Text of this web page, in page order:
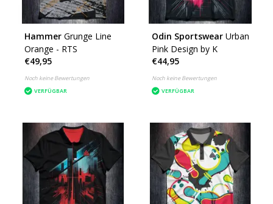
Hammer Grunge Line
Orange - RTS
€49,95
Noch keine Bewertungen
VERFÜGBAR
Odin Sportswear Urban
Pink Design by K
€44,95
Noch keine Bewertungen
VERFÜGBAR